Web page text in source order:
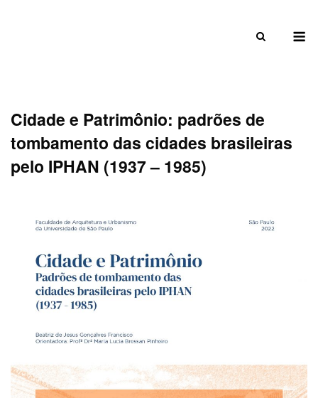
Cidade e Patrimônio: padrões de
tombamento das cidades brasileiras
pelo IPHAN (1937 – 1985)